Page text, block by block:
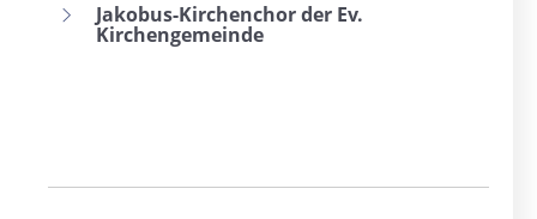
Jakobus-Kirchenchor der Ev.
Kirchengemeinde